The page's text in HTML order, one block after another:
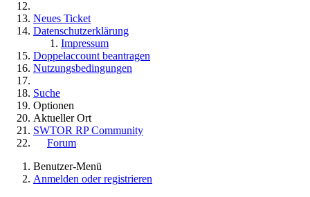
Neues Ticket
Datenschutzerklärung
Impressum
Doppelaccount beantragen
Nutzungsbedingungen
Suche
Optionen
Aktueller Ort
SWTOR RP Community
Forum
Benutzer-Menü
Anmelden oder registrieren